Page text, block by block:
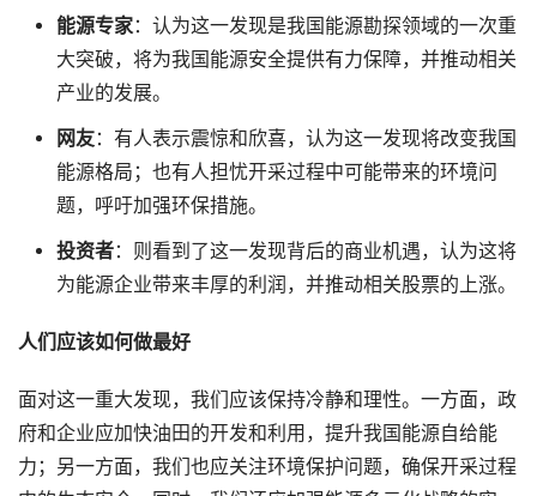
能源专家：认为这一发现是我国能源勘探领域的一次重
大突破，将为我国能源安全提供有力保障，并推动相关
产业的发展。
网友：有人表示震惊和欣喜，认为这一发现将改变我国
能源格局；也有人担忧开采过程中可能带来的环境问
题，呼吁加强环保措施。
投资者：则看到了这一发现背后的商业机遇，认为这将
为能源企业带来丰厚的利润，并推动相关股票的上涨。
人们应该如何做最好
面对这一重大发现，我们应该保持冷静和理性。一方面，政
府和企业应加快油田的开发和利用，提升我国能源自给能
力；另一方面，我们也应关注环境保护问题，确保开采过程